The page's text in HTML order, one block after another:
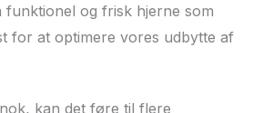
og frisk hjerne som
for at optimere vores udbytte af
kan det føre til flere